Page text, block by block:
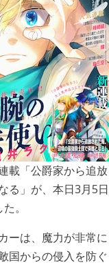
載「公爵家から追放
る」が、本日3月5日
。
ーは、魔力が非常に
国からの侵入を防ぐ